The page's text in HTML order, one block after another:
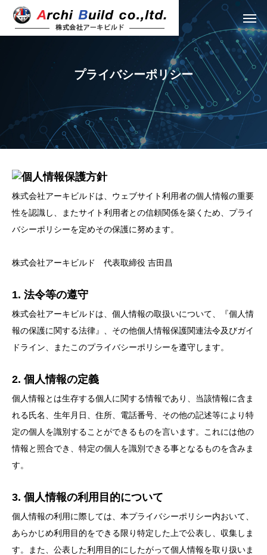
プライバシーポリシー
株式会社アーキビルドは、ウェブサイト利用者の個人情報の重要
性を認識し、またサイト利用者との信頼関係を築くため、プライ
バシーポリシーを定めその保護に努めます。
株式会社アーキビルド 代表取締役 吉田昌
1. 法令等の遵守
株式会社アーキビルドは、個人情報の取扱いについて、『個人情
報の保護に関する法律』、その他個人情報保護関連法令及びガイ
ドライン、またこのプライバシーポリシーを遵守します。
2. 個人情報の定義
個人情報とは生存する個人に関する情報であり、当該情報に含ま
れる氏名、生年月日、住所、電話番号、その他の記述等により特
定の個人を識別することができるものを言います。これには他の
情報と照合でき、特定の個人を識別できる事となるものを含みま
す。
3. 個人情報の利用目的について
個人情報の利用に際しては、本プライバシーポリシー内おいて、
あらかじめ利用目的をできる限り特定した上で公表し、収集しま
す。また、公表した利用目的にしたがって個人情報を取り扱いま